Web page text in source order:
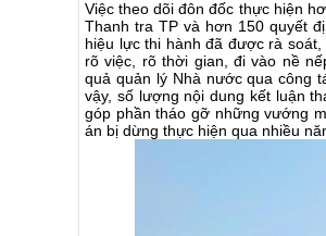
Việc theo dõi đôn đốc thực hiện
Thanh tra TP và hơn 150 quyết
hiệu lực thi hành đã được rà
rõ việc, rõ thời gian, đi vào nề
quả quản lý Nhà nước qua công
vậy, số lượng nội dung kết luận
góp phần tháo gỡ những vướng
án bị dừng thực hiện qua nhiều